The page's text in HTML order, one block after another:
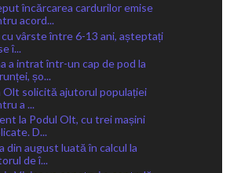
încărcarea cardurilor emise
acord...
vârste între 6-13 ani, așteptați
î...
a intrat într-un cap de pod la
șo...
Olt solicită ajutorul populației
a ...
la Podul Olt, cu trei mașini
D...
din august luată în calcul la
de î...